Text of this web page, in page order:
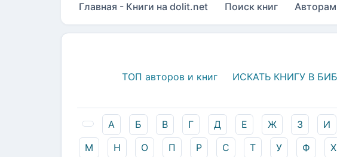
Главная - Книги на dolit.net Поиск книг Авторам
ТОП авторов и книг ИСКАТЬ КНИГУ В
А Б В Г Д Е Ж З И
М
Н О П Р С Т У Ф Х